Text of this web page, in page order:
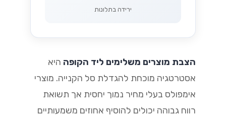
ירידה בתלונות
הצבת מוצרים משלימים ליד הקופה היא
אסטרטגיה מוכחת להגדלת סל הקנייה. מוצרי
אימפולס בעלי מחיר נמוך יחסית אך תשואת
רווח גבוהה יכולים להוסיף אחוזים משמעותיים